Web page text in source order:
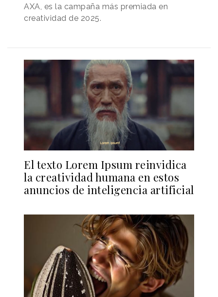
AXA, es la campaña más premiada en
creatividad de 2025.
El texto Lorem Ipsum reinvidica
la creatividad humana en estos
anuncios de inteligencia artificial